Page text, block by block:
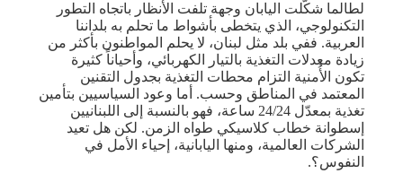
لطالما شكّلت اليابان وجهة تلفت الأنظار باتجاه التطور
التكنولوجي، الذي يتخطى بأشواط ما تحلم به بلداننا
العربية. ففي بلد مثل لبنان، لا يحلم المواطنون بأكثر من
زيادة معدلات التغذية بالتيار الكهربائي، وأحياناً كثيرة
تكون الأُمنية التزام محطات التغذية بجدول التقنين
المعتمد في المناطق وحسب. أما وعود السياسيين بتأمين
تغذية بمعدّل 24/24 ساعة، فهو بالنسبة إلى اللبنانيين
إسطوانة خطاب كلاسيكي طواه الزمن. لكن هل تعيد
الشركات العالمية، ومنها اليابانية، إحياء الأمل في
النفوس؟.